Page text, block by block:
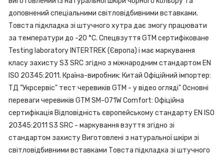
доповнений спеціальними світловідбивними вставками.
Товста підкладка зі штучного хутра дає змогу працювати
за температури до -20 °С. Спецвзуття GTM сертифіковане
Testing laboratory INTERTREK (Європа) і має маркування
класу захисту S3 SRC згідно з міжнародним стандартом EN
ISO 20345:2011. Країна-виробник: Китай Офіційний імпортер:
ТД "Укрсервіс" тест черевиків GTM - у відео огляді" Основні
переваги черевиків GTM SM-071W Comfort: Офіційна
сертифікація Відповідність європейському стандарту EN ISO
20345:2011 S3 SRC - маркування взуття згідно зі
стандартом захисту Виготовлені з натуральної шкіри зі
світловідбивними вставками Товста підкладка зі штучного